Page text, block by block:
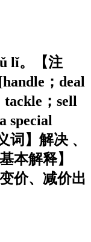
lǐ。【注
；deal
tackle；sell
special
词】解决﹑
本解释】
价、减价出